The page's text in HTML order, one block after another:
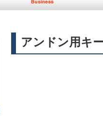
アンドン用キ